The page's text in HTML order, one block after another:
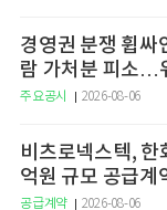
경영권 분쟁 휩싸
람 가처분 피소…
구
주요공시 2026-08-06
비츠로넥스텍,
억원 규모 공급계
공급계약 2026-08-06